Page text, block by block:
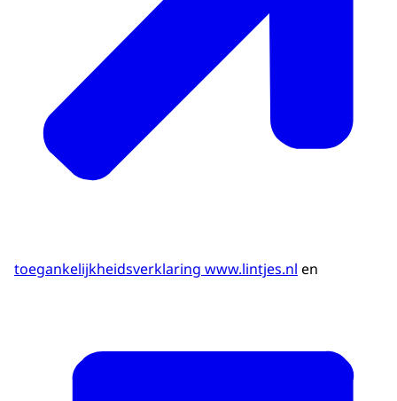
toegankelijkheidsverklaring www.lintjes.nl en